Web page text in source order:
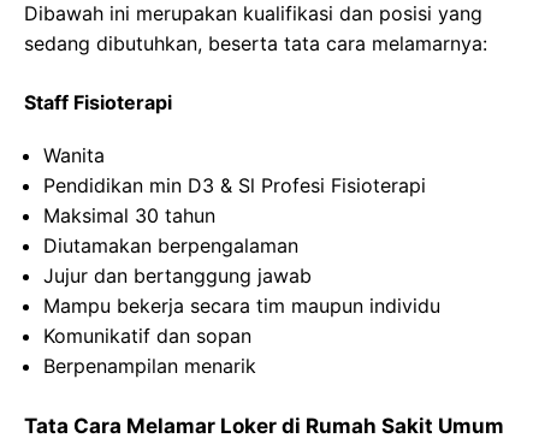
Dibawah ini merupakan kualifikasi dan posisi yang
sedang dibutuhkan, beserta tata cara melamarnya:
Staff Fisioterapi
Wanita
Pendidikan min D3 & Sl Profesi Fisioterapi
Maksimal 30 tahun
Diutamakan berpengalaman
Jujur dan bertanggung jawab
Mampu bekerja secara tim maupun individu
Komunikatif dan sopan
Berpenampilan menarik
Tata Cara Melamar Loker di Rumah Sakit Umum